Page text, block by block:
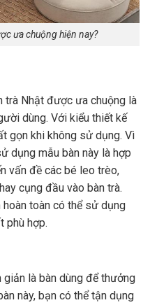
ưa chuộng hiện nay?
trà Nhật được ưa chuộng là
dùng. Với kiểu thiết kế
gọn khi không sử dụng. Vì
dụng mẫu bàn này là hợp
vấn đề các bé leo trèo,
cụng đầu vào bàn trà.
toàn có thể sử dụng
phù hợp.
giản là bàn dùng để thưởng
này, bạn có thể tận dụng